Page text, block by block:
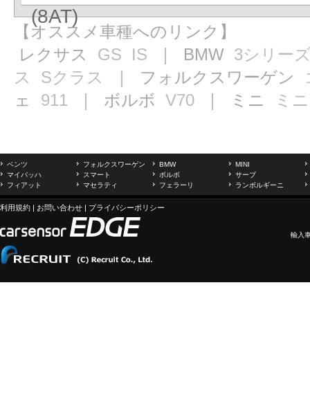
(8AT)
【オススメ車種へのリンク】
レクサス GS IS ｜ BMW 3シリー
ス
Sクラス ｜ フォルクスワーゲン
ェ 911 ｜ ボルボ V70 ｜ ミニ ミニ
ベンツ フォルクスワーゲン BMW
MINI
マイバッハ
スマート ボルボ
サーブ
フィアット
マセラティ フェラーリ ランボルギーニ
利用規約 | お問い合わせ | プライバシーポリシー
輸入